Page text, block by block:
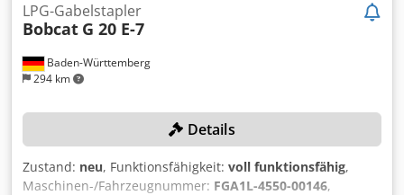
Baden-Württemberg
294 km
LPG-Gabelstapler
Bobcat G 20 E-7
Details
Zustand: neu, Funktionsfähigkeit: voll funktionsfähig,
Maschinen-/Fahrzeugnummer: FGA1L-4550-00146,